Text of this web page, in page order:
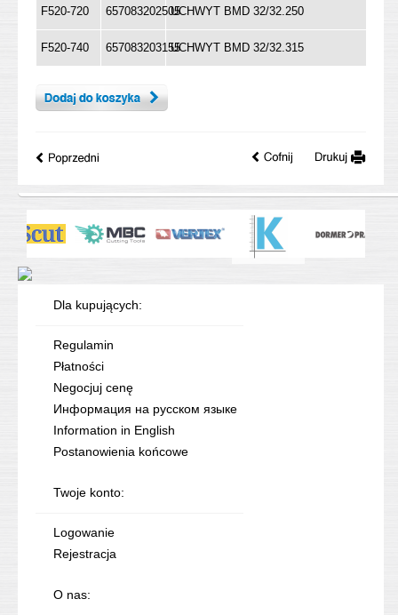
F520-720 657083202505UCHWYT BMD 32/32.250
F520-740 657083203155UCHWYT BMD 32/32.315
Dla kupujących:
Regulamin
Płatności
Negocjuj cenę
Информация на русском языке
Information in English
Postanowienia końcowe
Twoje konto:
Logowanie
Rejestracja
O nas: